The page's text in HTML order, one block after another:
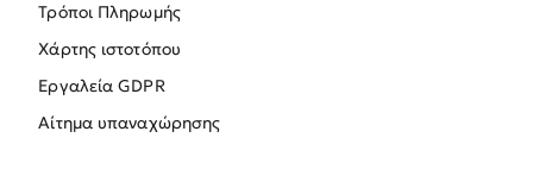
Τρόποι Πληρωμής
Χάρτης ιστοτόπου
Εργαλεία GDPR
Αίτημα υπαναχώρησης